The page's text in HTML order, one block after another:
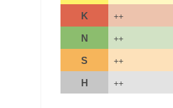
K ++
N ++
S ++
H ++